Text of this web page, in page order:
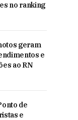
no ranking
geram
e
ao RN
de
e